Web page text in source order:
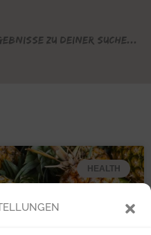
zu deiner Suche...
HEALTH